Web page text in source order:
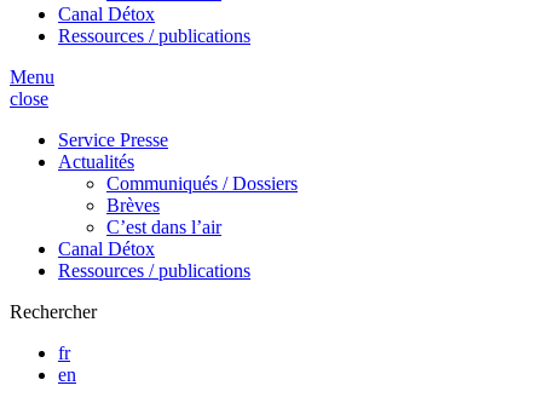
Canal Détox
Ressources / publications
Menu
close
Service Presse
Actualités
Communiqués / Dossiers
Brèves
C’est dans l’air
Canal Détox
Ressources / publications
Rechercher
fr
en